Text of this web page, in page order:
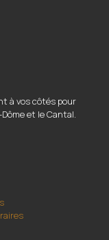
à vos côtés pour
et le Cantal.